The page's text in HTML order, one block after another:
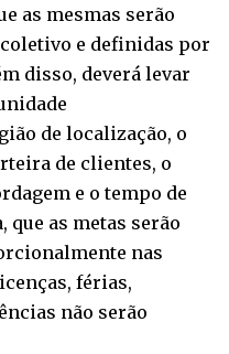
as mesmas serão
e definidas por
disso, deverá levar
de localização, o
de clientes, o
e o tempo de
que as metas serão
nas
férias,
não serão